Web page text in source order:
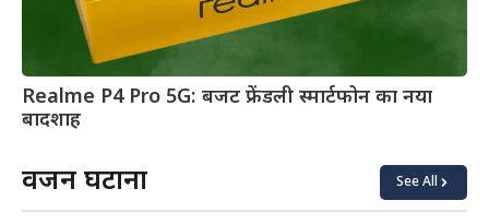
Realme P4 Pro 5G: बजट फ्रेंडली स्मार्टफोन का नया
बादशाह
वजन घटाना See All